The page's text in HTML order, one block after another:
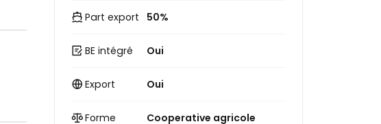
Part export 50%
BE intégré Oui
Export Oui
Forme Cooperative agricole